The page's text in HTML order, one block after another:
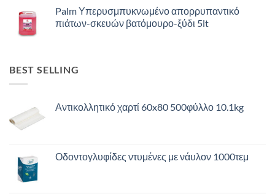
Palm Υπερυσμπυκνωμένο απορρυπαντικό
πιάτων-σκευών βατόμουρο-ξύδι 5lt
BEST SELLING
Αντικολλητικό χαρτί 60x80 500φύλλο 10.1kg
Οδοντογλυφίδες ντυμένες με νάυλον 1000τεμ